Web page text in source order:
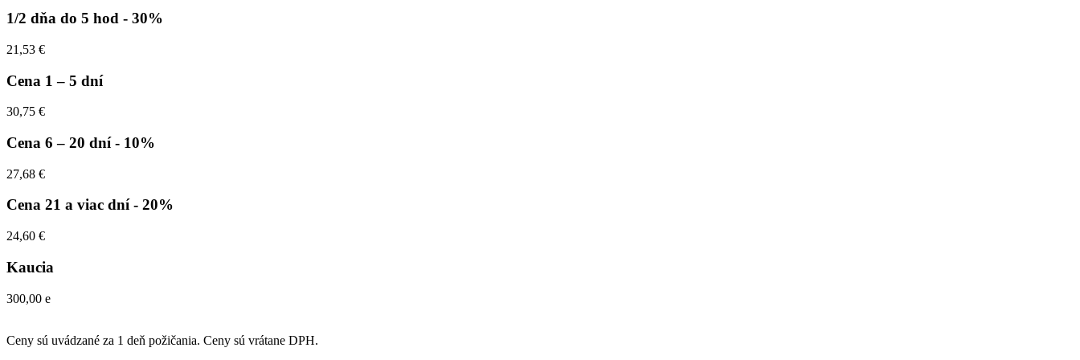
1/2 dňa do 5 hod - 30%
21,53 €
Cena 1 – 5 dní
30,75 €
Cena 6 – 20 dní- 10%
27,68 €
Cena 21 a viac dní- 20%
24,60 €
Kaucia
300,00 e
Ceny sú uvádzané za 1 deň požičania. Ceny sú vrátane DPH.